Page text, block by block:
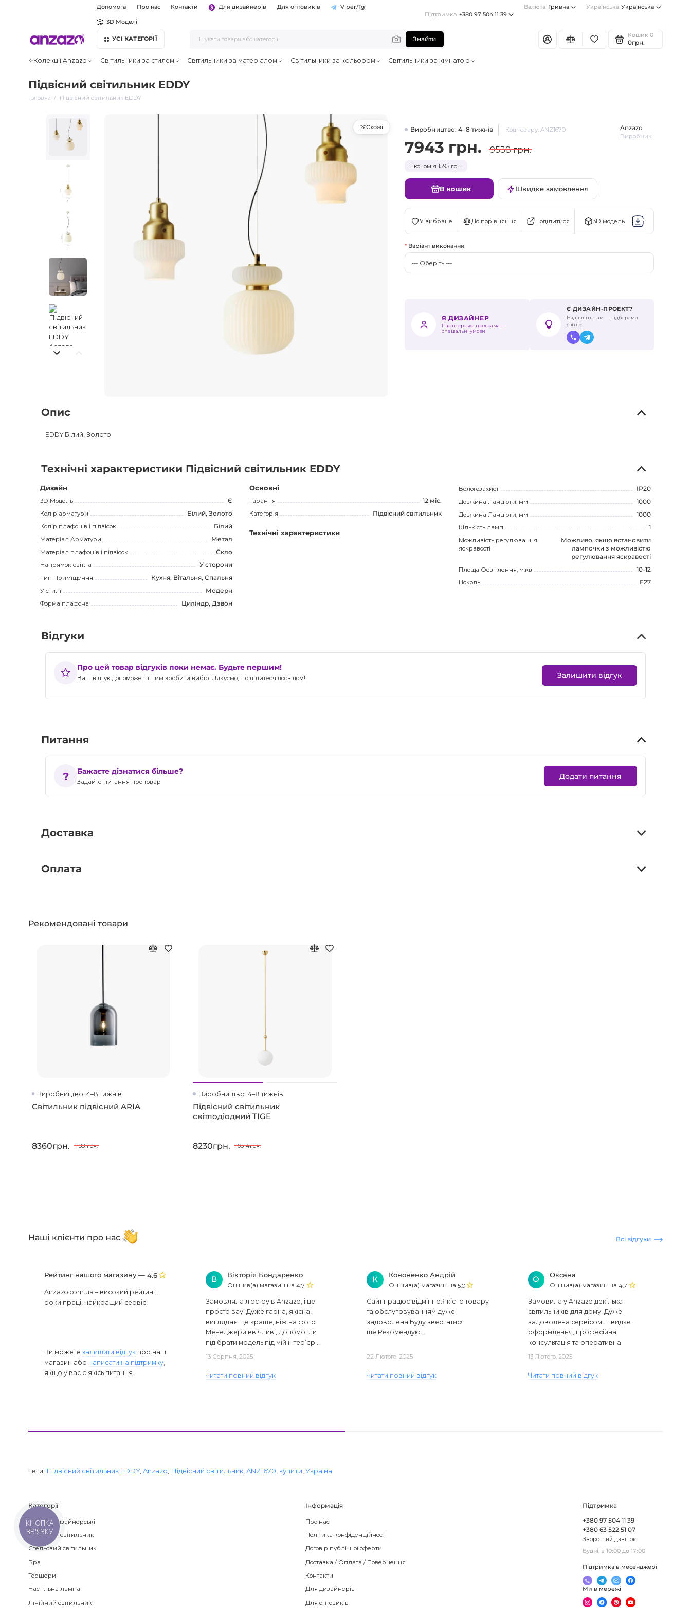
Допомога Про нас Контакти Для дизайнерів Для оптовиків Viber/Tg
3D Моделі
Підтримка +380 97 504 11 39
Валюта Гривна Українська Українська
УСІ КАТЕГОРІЇ Знайти
Кошик 0
0грн.
✧Колекції Anzazo Світильники за стилем Світильники за матеріалом Світильники за кольором Світильники за кімнатою
Підвісний світильник EDDY
Головна Підвісний світильник EDDY
Схожі Виробництво: 4–8 тижнів Код товару: ANZ1670
Anzazo
Виробник
7943 грн. 9538 грн.
Економія 1595 грн.
В кошик Швидке замовлення
У вибране До порівняння Поділитися 3D модель
Варіант виконання
Я ДИЗАЙНЕР
Партнерська програма —
спеціальні умови
Є ДИЗАЙН-ПРОЕКТ?
Надішліть нам — підберемо
світло
Опис
EDDY Білий, Золото
Технічні характеристики Підвісний світильник EDDY
Дизайн
3D Модель
Є
Колір арматури
Білий, Золото
Колір плафонів і підвісок
Білий
Матеріал Арматури
Метал
Матеріал плафонів і підвісок
Скло
Напрямок світла
У сторони
Тип Приміщення
Кухня, Вітальня, Спальня
У стилі
Модерн
Форма плафона
Циліндр, Дзвон
Основні
Гарантія
12 міс.
Категорія
Підвісний світильник
Технічні характеристики
Вологозахист
IP20
Довжина Ланцюги, мм
1000
Довжина Ланцюги, мм
1000
Кількість ламп
1
Можливість регулювання
яскравості
Можливо, якщо встановити
лампочки з можливістю
регулювання яскравості
Площа Освітлення, м.кв
10-12
Цоколь
E27
Відгуки
Про цей товар відгуків поки немає. Будьте першим!
Ваш відгук допоможе іншим зробити вибір. Дякуємо, що ділитеся досвідом! Залишити відгук
Питання
Бажаєте дізнатися більше?
Задайте питання про товар
Додати питання
Доставка
Оплата
Рекомендовані товари
Виробництво: 4–8 тижнів
Світильник підвісний ARIA
8360грн. 11881грн.
Виробництво: 4–8 тижнів
Підвісний світильник
світлодіодний TIGE
8230грн. 10314грн.
Наші клієнти про нас Всі відгуки
Рейтинг нашого магазину —4.6
Anzazo.com.ua – високий рейтинг,
роки праці, найкращий сервіс!
Ви можете залишити відгук про наш
магазин або написати на підтримку
якщо у вас є якісь питання.
В
Вікторія Бондаренко
Оцінив(а) магазин на4.7
Замовляла люстру в Anzazo, і це
просто вау! Дуже гарна, якісна,
виглядає ще краще, ніж на фото.
Менеджери ввічливі, допомогли
підібрати модель під мій інтер’єр...
13 Серпня, 2025
Читати повний відгук
К
Кононенко Андрій
Оцінив(а) магазин на 5.0
Сайт працює відмінно.Якістю товару
та обслуговуванням дуже
задоволена.Буду звертатися
ще.Рекомендую...
22 Лютого, 2025
Читати повний відгук
О
Оксана
Оцінив(а) магазин на4.7
Замовила у Anzazo декілька
світильників для дому. Дуже
задоволена сервісом: швидке
оформлення, професійна
консультація та оперативна
13 Лютого, 2025
Читати повний відгук
Теги: Підвісний світильник EDDY,Anzazo Підвісний світильник ,ANZ1670 купити ,Україна
Категорії
Люстри дизайнерські
Підвісний світильник
Стельовий світильник
Бра
Торшери
Настільна лампа
Лінійний світильник
Інформація
Про нас
Політика конфіденційності
Договір публічної оферти
Доставка / Оплата / Повернення
Контакти
Для дизайнерів
Для оптовиків
Підтримка
+380 97 504 11 39
+380 63 522 51 07
Зворотний дзвінок
Будні, з 10:00 до 17:00
Підтримка в месенджері
Ми в мережі
КНОПКА
ЗВ'ЯЗКУ